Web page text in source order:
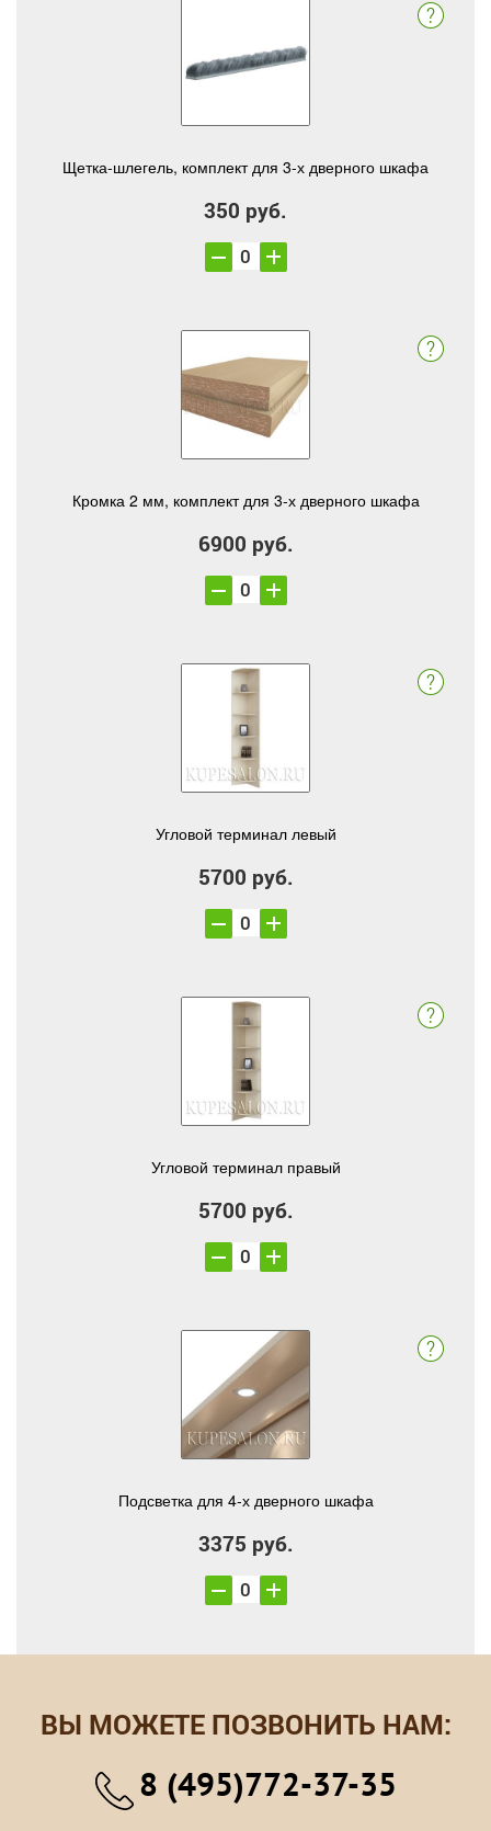
Щетка-шлегель, комплект для 3-х дверного шкафа
350 руб.
Кромка 2 мм, комплект для 3-х дверного шкафа
6900 руб.
Угловой терминал левый
5700 руб.
Угловой терминал правый
5700 руб.
Подсветка для 4-х дверного шкафа
3375 руб.
ВЫ МОЖЕТЕ ПОЗВОНИТЬ НАМ:
8 (495)772-37-35